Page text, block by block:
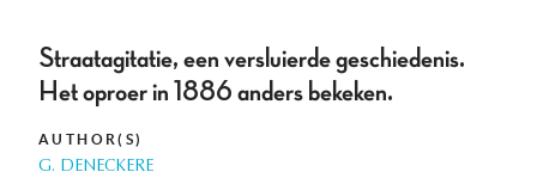
Straatagitatie, een versluierde geschiedenis.
Het oproer in 1886 anders bekeken.
AUTHOR(S)
G. DENECKERE